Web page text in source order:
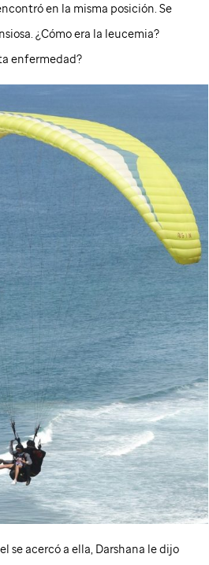
en la misma posición. Se
¿Cómo era la leucemia?
enfermedad?
se acercó a ella, Darshana le dijo